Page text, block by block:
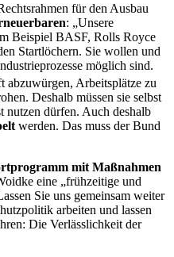
für den Ausbau
: „Unsere
Beispiel BASF, Rolls Royce
Startlöchern. Sie wollen und
möglich sind.
abzuwürgen, Arbeitsplätze zu
Deshalb müssen sie selbst
nutzen dürfen. Auch deshalb
werden. Das muss der Bund
mit Maßnahmen
eine „frühzeitige und
Sie uns gemeinsam weiter
arbeiten und lassen
Die Verlässlichkeit der